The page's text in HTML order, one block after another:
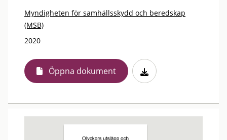
Myndigheten för samhällsskydd och beredskap
(MSB)
2020
Öppna dokument